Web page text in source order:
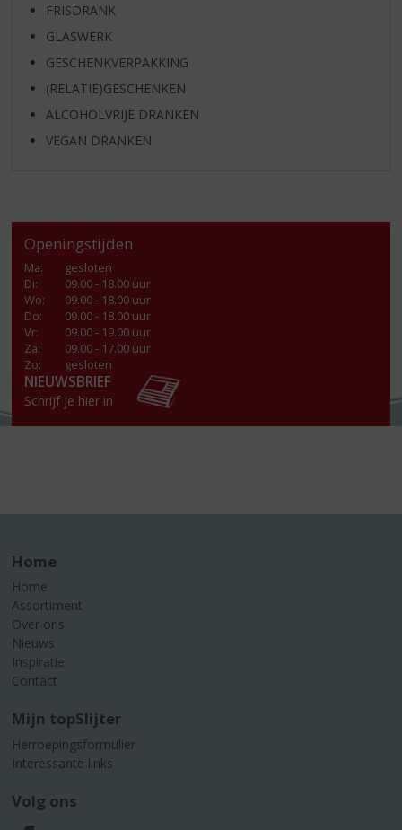
FRISDRANK
GLASWERK
GESCHENKVERPAKKING
(RELATIE)GESCHENKEN
ALCOHOLVRIJE DRANKEN
VEGAN DRANKEN
Openingstijden
Ma:
gesloten
Di:
09.00 - 18.00 uur
Wo:
09.00 - 18.00 uur
Do:
09.00 - 18.00 uur
Vr:
09.00 - 19.00 uur
Za:
09.00 - 17.00 uur
Zo:
gesloten
NIEUWSBRIEF
Schrijf je hier in
Home
Home
Assortiment
Over ons
Nieuws
Inspiratie
Contact
Mijn topSlijter
Herroepingsformulier
Interessante links
Volg ons